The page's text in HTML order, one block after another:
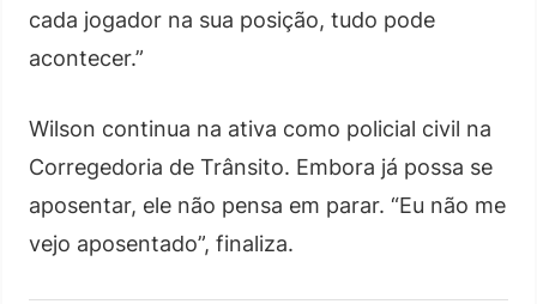
cada jogador na sua posição, tudo pode
acontecer.”
Wilson continua na ativa como policial civil na
Corregedoria de Trânsito. Embora já possa se
aposentar, ele não pensa em parar. “Eu não me
vejo aposentado”, finaliza.